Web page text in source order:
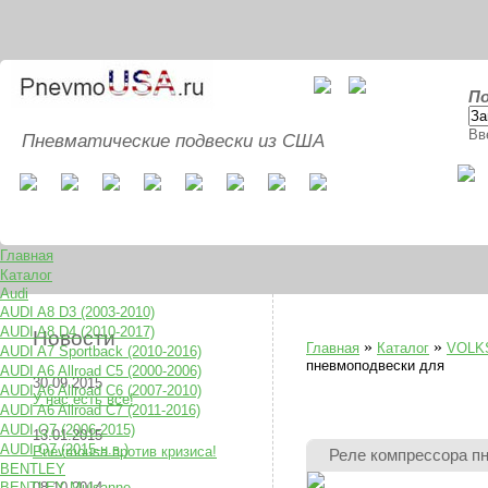
Пневматические подвески из США
Главная
Каталог
Audi
AUDI A8 D3 (2003-2010)
AUDI A8 D4 (2010-2017)
AUDI A7 Sportback (2010-2016)
AUDI A6 Allroad C5 (2000-2006)
AUDI A6 Allroad C6 (2007-2010)
AUDI A6 Allroad C7 (2011-2016)
AUDI Q7 (2006-2015)
AUDI Q7 (2015-н.в.)
BENTLEY
Новости
30.09.2015
У нас есть все!
13.01.2015
Pnevmousa против кризиса!
Главная » Каталог »
пневмоподвески для
Реле компрессора